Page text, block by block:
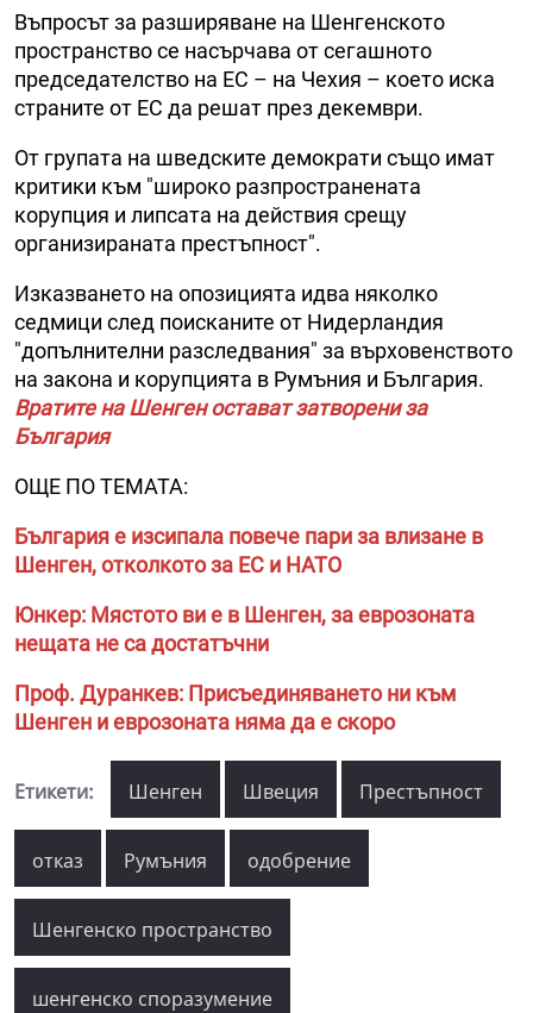
Въпросът за разширяване на Шенгенското
пространство се насърчава от сегашното
председателство на ЕС – на Чехия – което иска
страните от ЕС да решат през декември.
От групата на шведските демократи също имат
критики към "широко разпространената
корупция и липсата на действия срещу
организираната престъпност".
Изказването на опозицията идва няколко
седмици след поисканите от Нидерландия
"допълнителни разследвания" за върховенството
на закона и корупцията в Румъния и България.
Вратите на Шенген остават затворени за
България
ОЩЕ ПО ТЕМАТА:
България е изсипала повече пари за влизане в
Шенген, отколкото за ЕС и НАТО
Юнкер: Мястото ви е в Шенген, за еврозоната
нещата не са достатъчни
Проф. Дуранкев: Присъединяването ни към
Шенген и еврозоната няма да е скоро
Етикети: Шенген Швеция Престъпност
отказ Румъния одобрение
Шенгенско пространство
шенгенско споразумение